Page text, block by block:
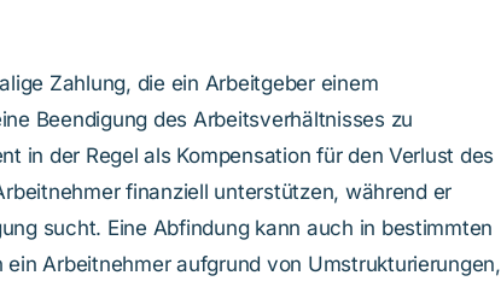
Zahlung, die ein Arbeitgeber einem
Beendigung des Arbeitsverhältnisses zu
in der Regel als Kompensation für den Verlust des
finanziell unterstützen, während er
sucht. Eine Abfindung kann auch in bestimmten
Arbeitnehmer aufgrund von Umstrukturierungen,